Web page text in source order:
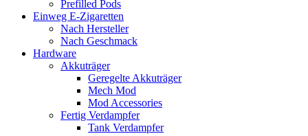
Prefilled Pods
Einweg E-Zigaretten
Nach Hersteller
Nach Geschmack
Hardware
Akkuträger
Geregelte Akkuträger
Mech Mod
Mod Accessories
Fertig Verdampfer
Tank Verdampfer